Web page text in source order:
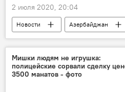
2 июля 2020, 20:04
Новости
Азербайджан
Генпрокуратура АР
Мишки людям не игрушка:
полицейские сорвали сделку
3500 манатов - фото